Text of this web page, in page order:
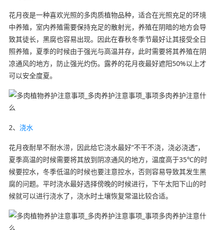
花月夜是一种喜欢光照的多肉质植物品种，适合在光照充足的环境
中养殖，室内养殖需要保持充足的散射光，养殖在阴暗的地方会导
致其徒长，黑腐也容易出现。因此在春秋冬季节最好让其接受全日
照养殖，夏季的时候由于强光与高温并存，此时需要将其养殖在阴
凉通风的地方，防止强光灼伤。露养的花月夜最好遮阳50%以上才
可以安全度夏。
2、 浇水
花月夜耐旱不耐水涝，因此给它浇水最好“不干不浇，浇必浇透”，
夏季高温的时候需要将其放到阴凉通风的地方，温度高于35℃的时
候要控水，冬季低温的时候也要注意控水，否则容易导致其发生黑
腐的问题。平时浇水最好选择傍晚的时候进行，下午太阳下山的时
候就可以进行浇水了，浇水时土壤恢复常温比较合适。